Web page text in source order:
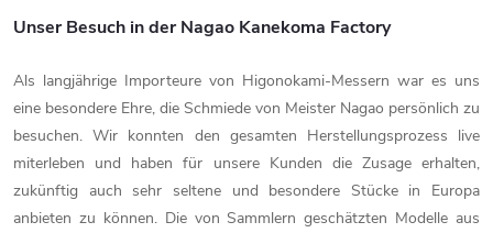
Unser Besuch in der Nagao Kanekoma Factory
Als langjährige Importeure von Higonokami-Messern war es uns
eine besondere Ehre, die Schmiede von Meister Nagao persönlich zu
besuchen. Wir konnten den gesamten Herstellungsprozess live
miterleben und haben für unsere Kunden die Zusage erhalten,
zukünftig auch sehr seltene und besondere Stücke in Europa
anbieten zu können. Die von Sammlern geschätzten Modelle aus